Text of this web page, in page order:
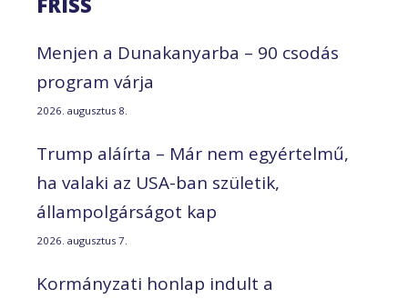
Menjen a Dunakanyarba – 90 csodás
program várja
2026. augusztus 8.
Trump aláírta – Már nem egyértelmű,
ha valaki az USA-ban születik,
állampolgárságot kap
2026. augusztus 7.
Kormányzati honlap indult a